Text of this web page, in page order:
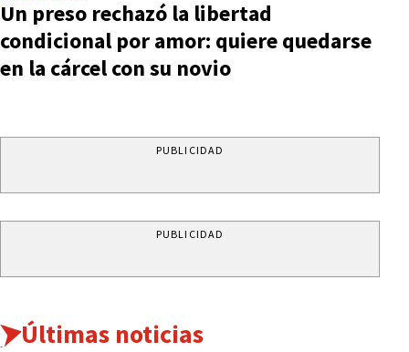
Un preso rechazó la libertad
condicional por amor: quiere quedarse
en la cárcel con su novio
PUBLICIDAD
PUBLICIDAD
Últimas noticias